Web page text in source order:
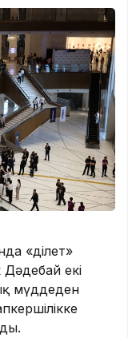
«Әділет»
екі
мүддеден